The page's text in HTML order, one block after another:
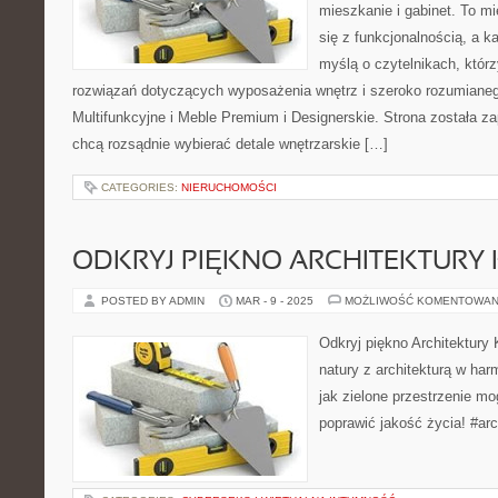
mieszkanie i gabinet. To
się z funkcjonalnością, a
myślą o czytelnikach,
rozwiązań dotyczących wyposażenia wnętrz i szeroko
Multifunkcyjne i Meble Premium i Designerskie. Strona została
chcą rozsądnie wybierać detale wnętrzarskie […]
CATEGORIES: NIERUCHOMOŚCI
ODKRYJ PIĘKNO ARCHITEKTURY
POSTED BY ADMIN MAR - 9 - 2025 MOŻLIWOŚĆ
Odkryj piękno Architektury
natury z architekturą w
jak zielone przestrzenie
poprawić jakość życia!